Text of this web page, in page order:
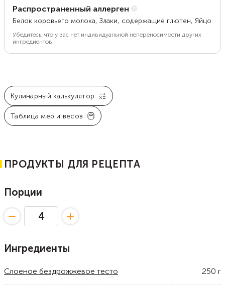
Распространенный аллерген
Белок коровьего молока, Злаки, содержащие глютен, Яйцо
Убедитесь, что у вас нет индивидуальной непереносимости других
ингредиентов.
Кулинарный калькулятор
Таблица мер и весов
ПРОДУКТЫ ДЛЯ РЕЦЕПТА
Порции
Ингредиенты
Слоеное бездрожжевое тесто 250 г